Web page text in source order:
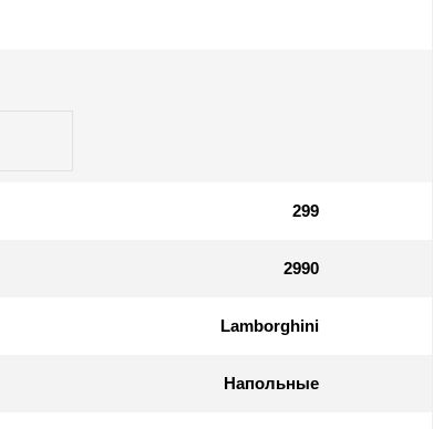
299
2990
Lamborghini
Напольные